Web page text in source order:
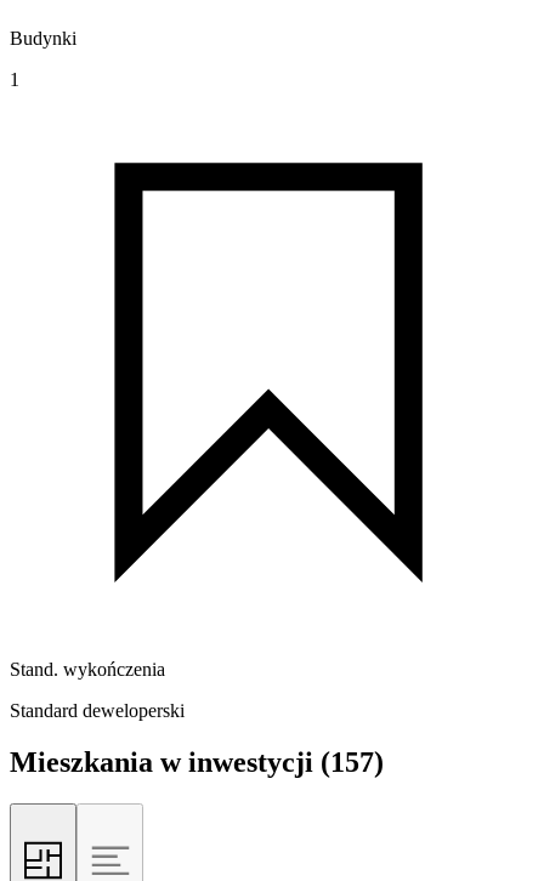
Budynki
1
Stand. wykończenia
Standard deweloperski
Mieszkania w inwestycji (157)